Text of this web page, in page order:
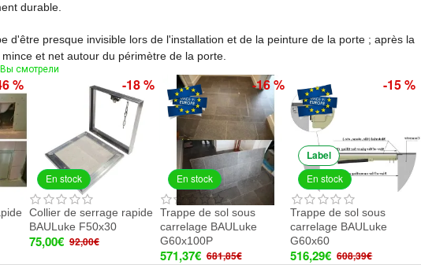
durable.
presque invisible lors de l'installation et de la peinture de la porte ; après la
et net autour du périmètre de la porte.
Вы смотрели
%
En stock
-18 %
Collier de serrage rapide
BAULuke F50x30
75,00€ 92,00€
En stock
-16 %
Trappe de sol sous
carrelage BAULuke
G60x100P
571,37€ 681,85€
En stock
Label
-15 %
Trappe de sol sous
carrelage BAULuke
G60x60
516,29€ 608,39€